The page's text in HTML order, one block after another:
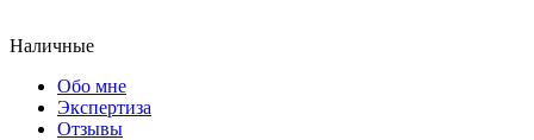
Наличные
Обо мне
Экспертиза
Отзывы